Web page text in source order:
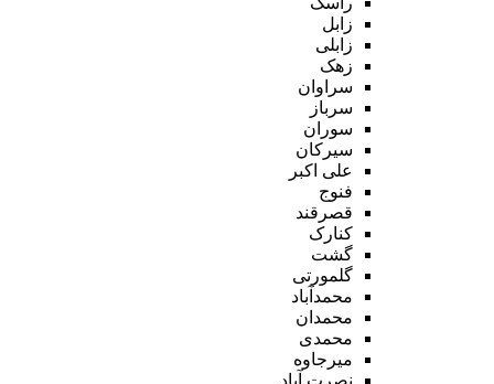
زابل
زابلی
زهک
سراوان
سرباز
سوران
سیرکان
علی اکبر
فنوج
قصرقند
کنارک
گشت
گلمورتی
محمدآباد
محمدان
محمدی
میرجاوه
نصرت آباد